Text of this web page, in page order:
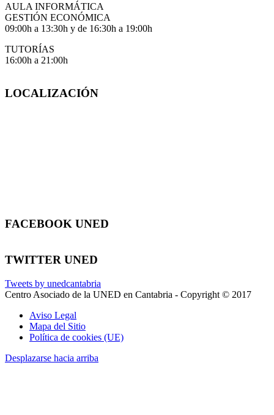
AULA INFORMÁTICA
GESTIÓN ECONÓMICA
09:00h a 13:30h y de 16:30h a 19:00h
TUTORÍAS
16:00h a 21:00h
LOCALIZACIÓN
FACEBOOK UNED
TWITTER UNED
Tweets by unedcantabria
Centro Asociado de la UNED en Cantabria - Copyright © 2017
Aviso Legal
Mapa del Sitio
Política de cookies (UE)
Desplazarse hacia arriba